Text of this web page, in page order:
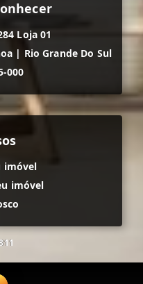
Loja 01
| Rio Grande Do Sul
000
imóvel
imóvel